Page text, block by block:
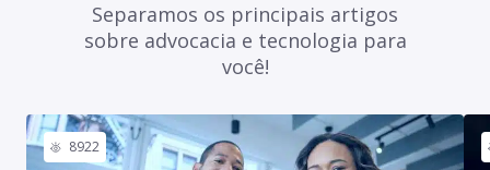
Separamos os principais artigos
sobre advocacia e tecnologia para
você!
8922